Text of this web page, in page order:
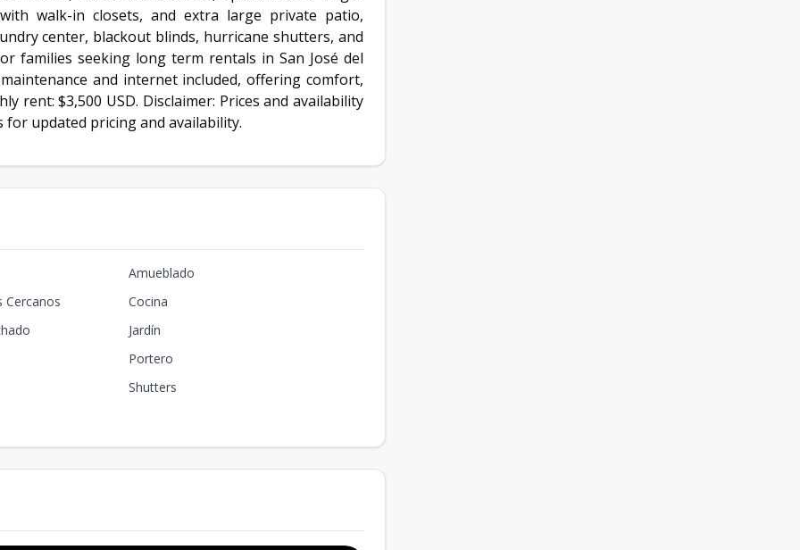
walk-in closets, and extra large private patio,
center, blackout blinds, hurricane shutters, and
families seeking long term rentals in San José del
and internet included, offering comfort,
rent: $3,500 USD. Disclaimer: Prices and availability
for updated pricing and availability.
Amueblado
Cercanos
Cocina
Jardín
Portero
Shutters